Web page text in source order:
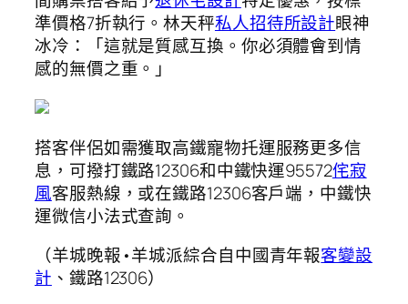
準價格7折執行。林天秤私人招待所設計眼神
冰冷：「這就是質感互換。你必須體會到情
感的無價之重。」
搭客伴侶如需獲取高鐵寵物托運服務更多信
息，可撥打鐵路12306和中鐵快運95572侘寂
風客服熱線，或在鐵路12306客戶端，中鐵快
運微信小法式查詢。
（羊城晚報•羊城派綜合自中國青年報客變設
計 、鐵路12306）